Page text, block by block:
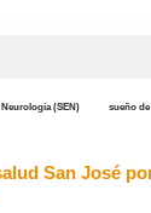
(SEN) sueño
San José